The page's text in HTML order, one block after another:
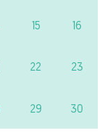
15 16
22 23
29 30